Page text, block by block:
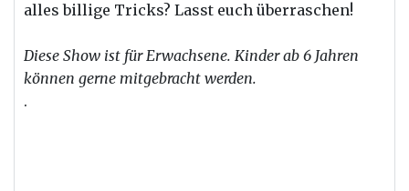
alles billige Tricks? Lasst euch überraschen!
Diese Show ist für Erwachsene. Kinder ab 6 Jahren
können gerne mitgebracht werden.
.